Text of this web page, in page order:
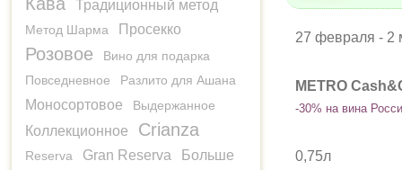
27 февраля - 2
METRO
-30% на вина
0,75л
Традиционный метод
Метод Шарма Просекко
Розовое
Вино для подарка
Повседневное
Разлито для Ашана
Моносортовое Выдержанное
Коллекционное Crianza
Reserva Gran Reserva
Больше